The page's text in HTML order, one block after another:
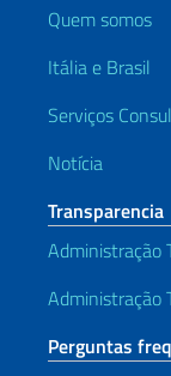
Quem somos
Itália e Brasil
Serviços
Notícia
Transparencia
Administração
Administração
Perguntas